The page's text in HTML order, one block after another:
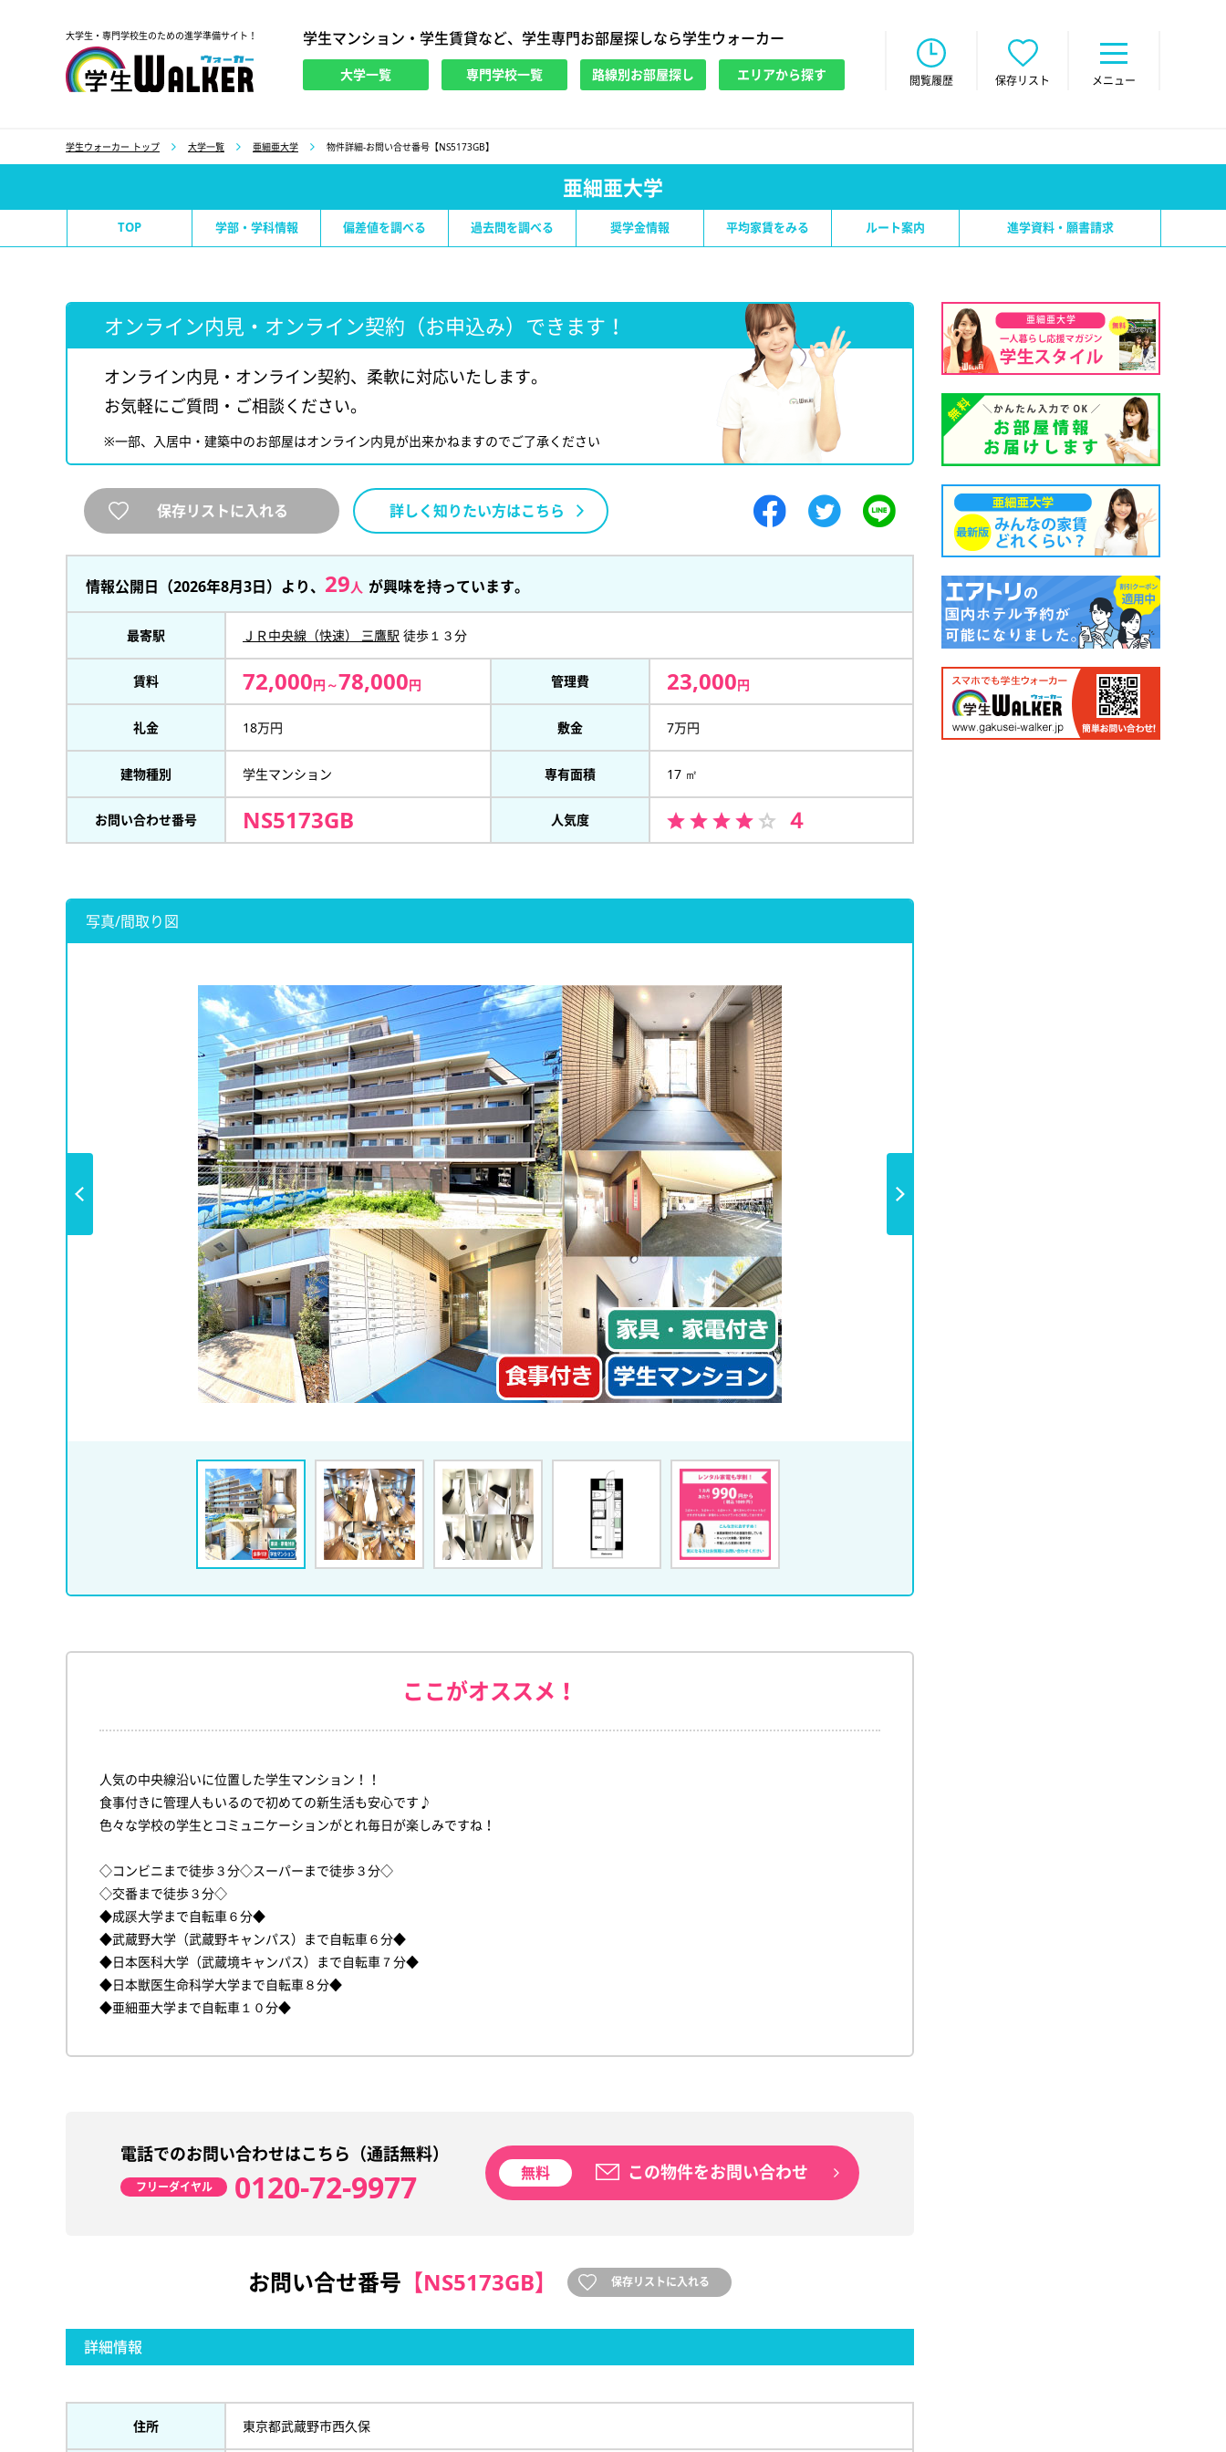
大学生・専門学校生のための進学準備サイト！ 学生マンション・学生賃貸など、学生専門お部屋探しなら学生ウォーカー
大学一覧 専門学校一覧 路線別お部屋探し エリアから探す 閲覧履歴 保存リスト メニュー
学生ウォーカー トップ 大学一覧 亜細亜大学 物件詳細-お問い合せ番号【NS5173GB】
亜細亜大学
TOP 学部・学科情報 偏差値を調べる 過去問を調べる 奨学金情報 平均家賃をみる ルート案内 進学資料・願書請求
オンライン内見・オンライン契約（お申込み）できます！
オンライン内見・オンライン契約、柔軟に対応いたします。
お気軽にご質問・ご相談ください。
※一部、入居中・建築中のお部屋はオンライン内見が出来かねますのでご了承ください
保存リストに入れる 詳しく知りたい方はこちら
情報公開日（2026年8月3日）より、 29人 が興味を持っています。
最寄駅 ＪＲ中央線（快速） 三鷹駅 徒歩１３分
賃料 72,000円～78,000円 管理費 23,000円
礼金 18万円 敷金 7万円
建物種別 学生マンション 専有面積 17 ㎡
お問い合わせ番号 NS5173GB 人気度 ４
写真/間取り図
ここがオススメ！
人気の中央線沿いに位置した学生マンション！！
食事付きに管理人もいるので初めての新生活も安心です♪
色々な学校の学生とコミュニケーションがとれ毎日が楽しみですね！
◇コンビニまで徒歩３分◇スーパーまで徒歩３分◇
◇交番まで徒歩３分◇
◆成蹊大学まで自転車６分◆
◆武蔵野大学（武蔵野キャンパス）まで自転車６分◆
◆日本医科大学（武蔵境キャンパス）まで自転車７分◆
◆日本獣医生命科学大学まで自転車８分◆
◆亜細亜大学まで自転車１０分◆
電話でのお問い合わせはこちら（通話無料）
フリーダイヤル 0120-72-9977 無料 この物件をお問い合わせ
お問い合せ番号 【NS5173GB】 保存リストに入れる
詳細情報
住所 東京都武蔵野市西久保
亜細亜大学